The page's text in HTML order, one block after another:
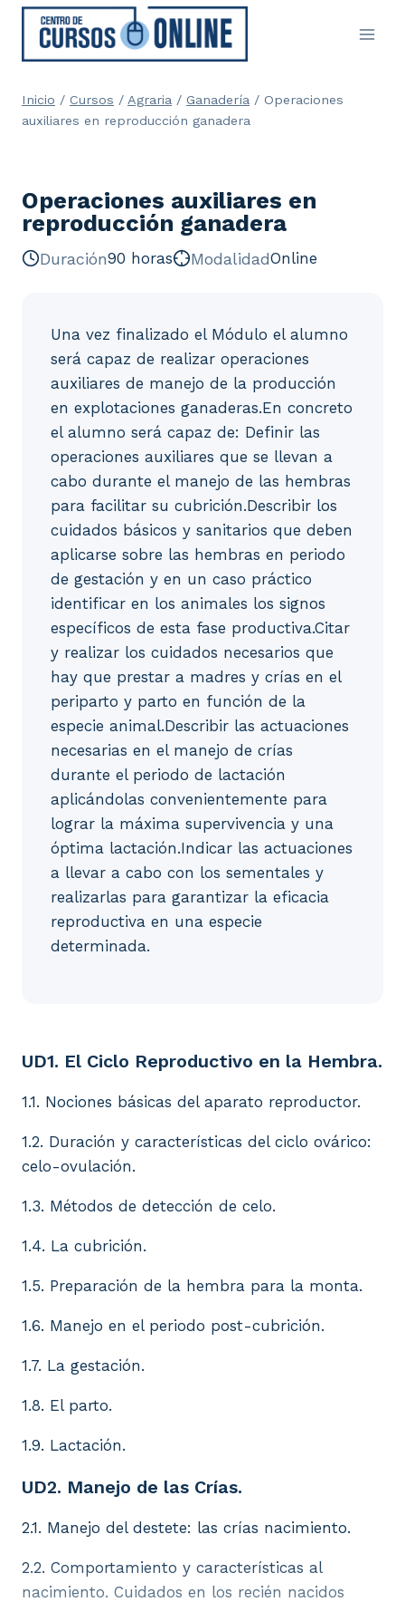
Saltar
contenido
Inicio / Cursos / Agraria / Ganadería / Operaciones
auxiliares en reproducción ganadera
Operaciones auxiliares en
reproducción ganadera
Duración90 horas ModalidadOnline
Una vez finalizado el Módulo el alumno
será capaz de realizar operaciones
auxiliares de manejo de la producción
en explotaciones ganaderas.En concreto
el alumno será capaz de: Definir las
operaciones auxiliares que se llevan a
cabo durante el manejo de las hembras
para facilitar su cubrición.Describir los
cuidados básicos y sanitarios que deben
aplicarse sobre las hembras en periodo
de gestación y en un caso práctico
identificar en los animales los signos
específicos de esta fase productiva.Citar
y realizar los cuidados necesarios que
hay que prestar a madres y crías en el
periparto y parto en función de la
especie animal.Describir las actuaciones
necesarias en el manejo de crías
durante el periodo de lactación
aplicándolas convenientemente para
lograr la máxima supervivencia y una
óptima lactación.Indicar las actuaciones
a llevar a cabo con los sementales y
realizarlas para garantizar la eficacia
reproductiva en una especie
determinada.
UD1. El Ciclo Reproductivo en la Hembra. 1.1.
UD1. El Ciclo Reproductivo en la Hembra.
1.1. Nociones básicas del aparato reproductor.
1.2. Duración y características del ciclo ovárico:
celo-ovulación.
1.3. Métodos de detección de celo.
1.4. La cubrición.
1.5. Preparación de la hembra para la monta.
1.6. Manejo en el periodo post-cubrición.
1.7. La gestación.
1.8. El parto.
1.9. Lactación.
UD2. Manejo de las Crías.
2.1. Manejo del destete: las crías nacimiento.
2.2. Comportamiento y características al
nacimiento. Cuidados en los recién nacidos